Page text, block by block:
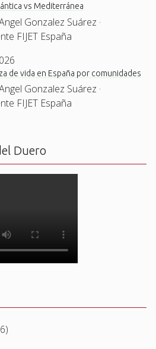
vs Mediterránea
Gonzalez Suárez ·
FIJET España
de vida en España por comunidades
Gonzalez Suárez ·
FIJET España
Duero